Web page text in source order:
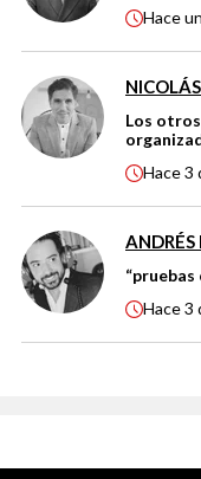
Hace
Los
Hace3
ANDRÉS
Hace3